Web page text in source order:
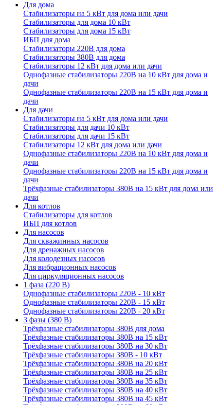
Для дома
Стабилизаторы на 5 кВт для дома или дачи
Стабилизаторы для дома 10 кВт
Стабилизаторы для дома 15 кВт
ИБП для дома
Стабилизаторы 220В для дома
Стабилизаторы 380В для дома
Стабилизаторы 12 кВт для дома или дачи
Однофазные стабилизаторы 220В на 10 кВт для дома и
дачи
Однофазные стабилизаторы 220В на 15 кВт для дома и
дачи
Для дачи
Стабилизаторы на 5 кВт для дома или дачи
Стабилизаторы для дачи 10 кВт
Стабилизаторы для дачи 15 кВт
Стабилизаторы 12 кВт для дома или дачи
Однофазные стабилизаторы 220В на 10 кВт для дома и
дачи
Однофазные стабилизаторы 220В на 15 кВт для дома и
дачи
Трёхфазные стабилизаторы 380В на 15 кВт для дома или
дачи
Для котлов
Стабилизаторы для котлов
ИБП для котлов
Для насосов
Для скважинных насосов
Для дренажных насосов
Для колодезных насосов
Для вибрационных насосов
Для циркуляционных насосов
1 фаза (220 В)
Однофазные стабилизаторы 220В - 10 кВт
Однофазные стабилизаторы 220В - 15 кВт
Однофазные стабилизаторы 220В - 20 кВт
3 фазы (380 В)
Трёхфазные стабилизаторы 380В для дома
Трёхфазные стабилизаторы 380В на 15 кВт
Трёхфазные стабилизаторы 380В на 30 кВт
Трёхфазные стабилизаторы 380В - 10 кВт
Трёхфазные стабилизаторы 380В на 20 кВт
Трёхфазные стабилизаторы 380В на 25 кВт
Трёхфазные стабилизаторы 380В на 35 кВт
Трёхфазные стабилизаторы 380В на 40 кВт
Трёхфазные стабилизаторы 380В на 45 кВт